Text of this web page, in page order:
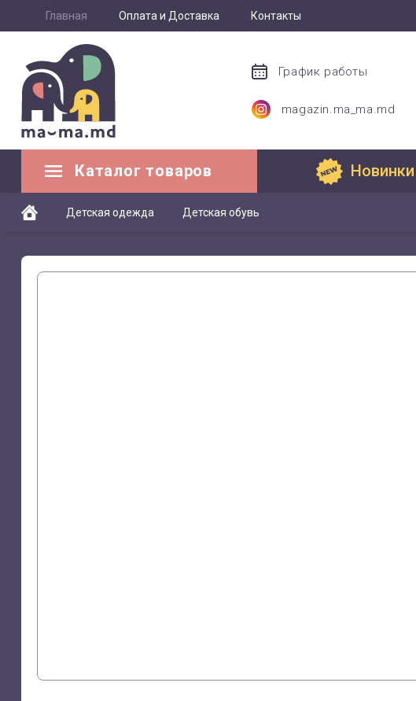
Главная Оплата и Доставка Контакты
График работы
magazin.ma_ma.md
Каталог товаров Новинки
Детская одежда Детская обувь